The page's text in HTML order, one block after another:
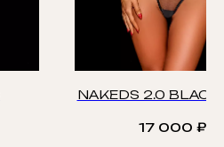
NAKEDS 2.0
17 000 ₽